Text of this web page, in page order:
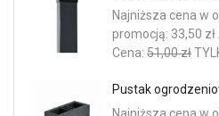
Najniższa cena w
promocją: 33,50 zł
Cena: 51,00 zł
Pustak